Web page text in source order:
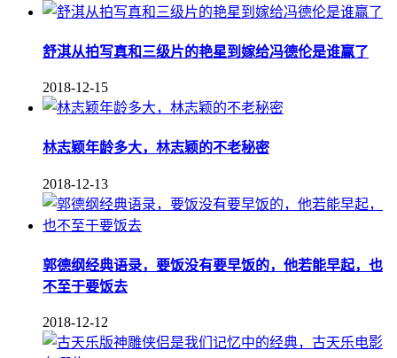
舒淇从拍写真和三级片的艳星到嫁给冯德伦是谁赢了
2018-12-15
林志颖年龄多大，林志颖的不老秘密
2018-12-13
郭德纲经典语录，要饭没有要早饭的，他若能早起，也
不至于要饭去
2018-12-12